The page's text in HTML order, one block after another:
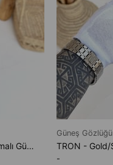
TRON - Gold/Kahve UV-400 Korumalı Güneş Gözlüğü
Güneş Gözlüğü
-